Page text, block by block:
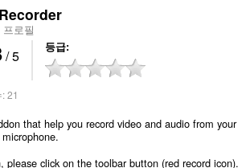
프로필
/ 5 등급
:21
that help you record video and audio from your
please click on the toolbar button (red record icon).